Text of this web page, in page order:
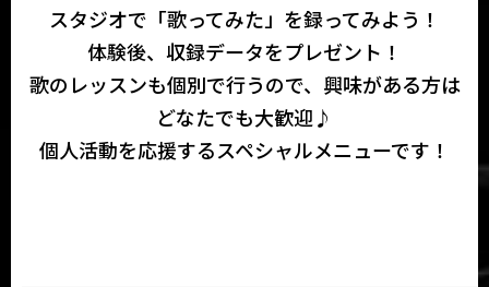
スタジオで「歌ってみた」を録ってみよう！
体験後、収録データをプレゼント！
歌のレッスンも個別で行うので、興味がある方は
どなたでも大歓迎♪
個人活動を応援するスペシャルメニューです！